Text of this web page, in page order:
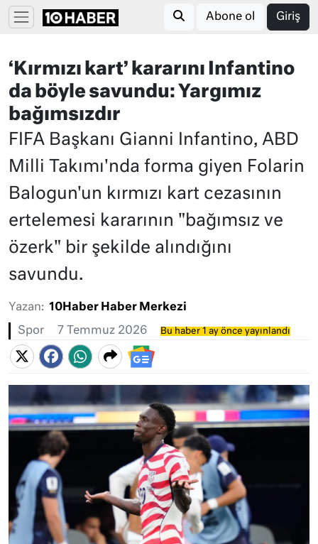
Abone ol Giriş
‘Kırmızı kart’ kararını Infantino
da böyle savundu: Yargımız
bağımsızdır
FIFA Başkanı Gianni Infantino, ABD
Milli Takımı'nda forma giyen Folarin
Balogun'un kırmızı kart cezasının
ertelemesi kararının "bağımsız ve
özerk" bir şekilde alındığını
savundu.
Yazan: 10Haber Haber Merkezi
Spor 7 Temmuz 2026 Bu haber 1 ay önce yayınlandı